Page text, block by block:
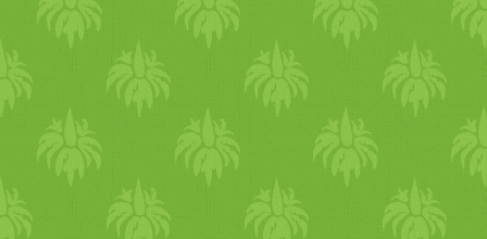
ki. Nem hem vas alkotja
szövetekben és a
élelmiszerekben, a
mennyiséget